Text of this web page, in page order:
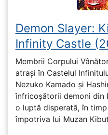
Demon Slayer:
Infinity Castle
Membrii Corpului
atrași în Castelul
Nezuko Kamado și
înfricoșătorii demoni din
o luptă disperată, în
împotriva lui Muzan